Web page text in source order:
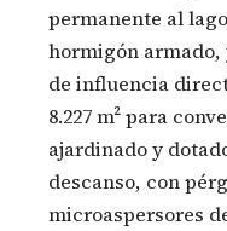
permanente al
hormigón
de influencia
8.227 m² para
ajardinado y
descanso, con
microaspersores